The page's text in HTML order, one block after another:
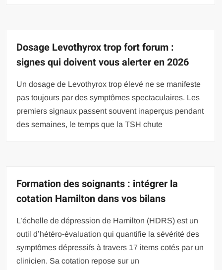
Dosage Levothyrox trop fort forum :
signes qui doivent vous alerter en 2026
Un dosage de Levothyrox trop élevé ne se manifeste
pas toujours par des symptômes spectaculaires. Les
premiers signaux passent souvent inaperçus pendant
des semaines, le temps que la TSH chute
Formation des soignants : intégrer la
cotation Hamilton dans vos bilans
L’échelle de dépression de Hamilton (HDRS) est un
outil d’hétéro-évaluation qui quantifie la sévérité des
symptômes dépressifs à travers 17 items cotés par un
clinicien. Sa cotation repose sur un